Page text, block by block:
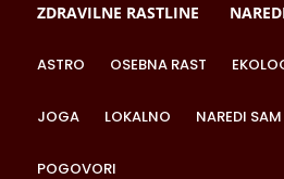
ZDRAVILNE RASTLINE
ASTRO OSEBNA RAST
JOGA LOKALNO NAREDI SAM
POGOVORI